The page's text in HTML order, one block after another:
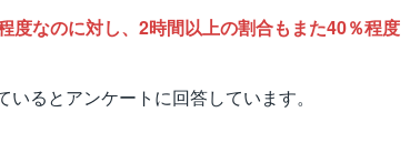
度なのに対し、2時間以上の割合もまた40％程度
るとアンケートに回答しています。